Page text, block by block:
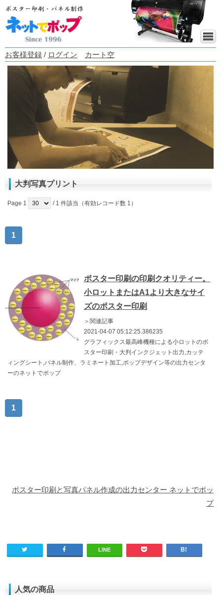
お客様登録 / ログイン カート空
大判写真プリント
Page 1 / 1 件該当（有効レコード数 1）
1
ポスター印刷の印刷クオリティー。
小ロットまたはA1より大きなサイ
ズのポスター印刷
＞関連記事
2021-04-07 05:12:25.386235
グラフィックス最高峰機種による小ロットのポ
スター印刷・大判インクジェット出力,カッテ
ィングシート,パネル制作、ラミネート加工,ポップデザイン等の出力センタ
ーのネットでポップ
1
ポスター印刷と写真パネル作成の出力センター ネットでポッ
プ
LINE
人気の商品